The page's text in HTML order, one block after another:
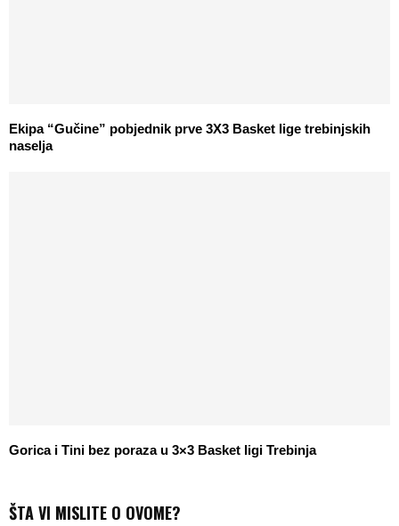
Ekipa “Gučine” pobjednik prve 3X3 Basket lige trebinjskih
naselja
Gorica i Tini bez poraza u 3×3 Basket ligi Trebinja
ŠTA VI MISLITE O OVOME?